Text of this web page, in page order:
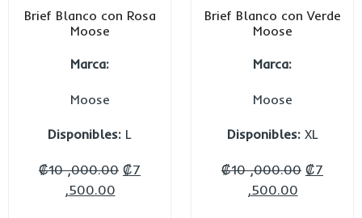
Brief Blanco con Rosa
Moose
Marca:
Moose
Disponibles: L
₡10 ,000.00 ₡7
,500.00
Brief Blanco con Verde
Moose
Marca:
Moose
Disponibles:XL
₡10 ,000.00 ₡7
,500.00